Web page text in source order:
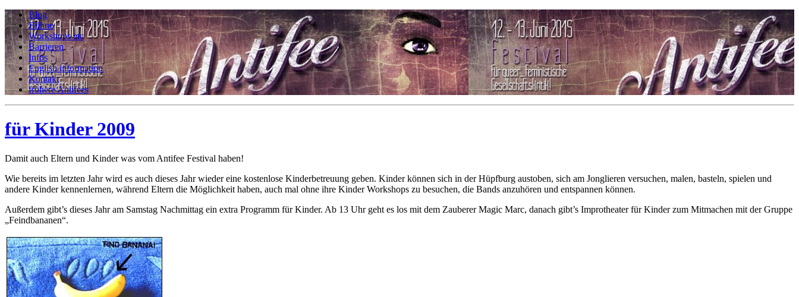
Blog
Bühne
Workshops etc
Barrieren
Infos
English information
Kontakt
frühere Antifees
für Kinder 2009
Damit auch Eltern und Kinder was vom Antifee Festival haben!
Wie bereits im letzten Jahr wird es auch dieses Jahr wieder eine kostenlose Kinderbetreuung geben. Kinder können sich in der Hüpfburg austoben, sich am Jonglieren versuchen, malen, basteln, spielen und
andere Kinder kennenlernen, während Eltern die Möglichkeit haben, auch mal ohne ihre Kinder Workshops zu besuchen, die Bands anzuhören und entspannen können.
Außerdem gibt’s dieses Jahr am Samstag Nachmittag ein extra Programm für Kinder. Ab 13 Uhr geht es los mit dem Zauberer Magic Marc, danach gibt’s Improtheater für Kinder zum Mitmachen mit der Gruppe
„Feindbananen“.